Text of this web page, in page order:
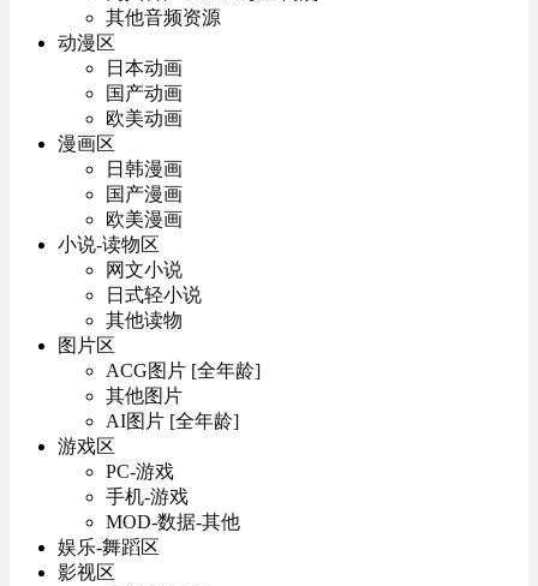
其他音频资源
动漫区
日本动画
国产动画
欧美动画
漫画区
日韩漫画
国产漫画
欧美漫画
小说-读物区
网文小说
日式轻小说
其他读物
图片区
ACG图片 [全年龄]
其他图片
AI图片 [全年龄]
游戏区
PC-游戏
手机-游戏
MOD-数据-其他
娱乐-舞蹈区
影视区